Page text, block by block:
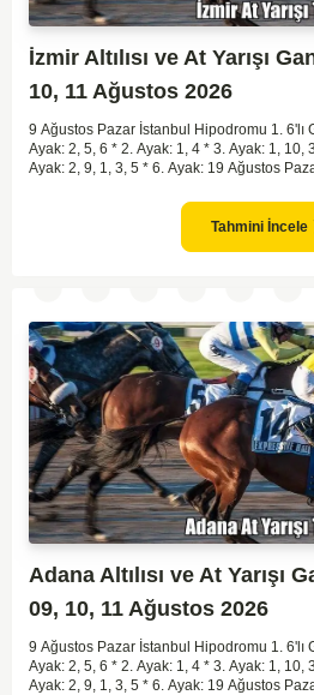
İzmir Altılısı ve At Yarışı
10, 11 Ağustos 2026
9 Ağustos Pazar İstanbul Hipodromu 1. 6'lı
Ayak: 2, 5, 6 * 2. Ayak: 1, 4 * 3. Ayak: 1, 10,
Ayak: 2, 9, 1, 3, 5 * 6. Ayak: 19 Ağustos
Tahmini İncele
Adana Altılısı ve At Yarışı
09, 10, 11 Ağustos 2026
9 Ağustos Pazar İstanbul Hipodromu 1. 6'lı
Ayak: 2, 5, 6 * 2. Ayak: 1, 4 * 3. Ayak: 1, 10,
Ayak: 2, 9, 1, 3, 5 * 6. Ayak: 19 Ağustos